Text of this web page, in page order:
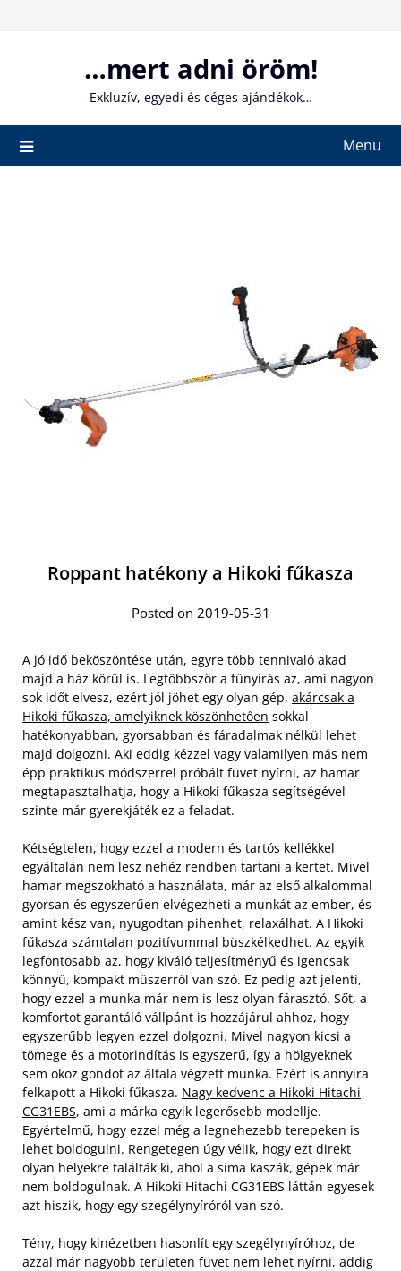
…mert adni öröm!
Exkluzív, egyedi és céges ajándékok…
Menu
Roppant hatékony a Hikoki fűkasza
Posted on 2019-05-31
A jó idő beköszöntése után, egyre több tennivaló akad
majd a ház körül is. Legtöbbször a fűnyírás az, ami nagyon
sok időt elvesz, ezért jól jöhet egy olyan gép, akárcsak a
Hikoki fűkasza, amelyiknek köszönhetően sokkal
hatékonyabban, gyorsabban és fáradalmak nélkül lehet
majd dolgozni. Aki eddig kézzel vagy valamilyen más nem
épp praktikus módszerrel próbált füvet nyírni, az hamar
megtapasztalhatja, hogy a Hikoki fűkasza segítségével
szinte már gyerekjáték ez a feladat.
Kétségtelen, hogy ezzel a modern és tartós kellékkel
egyáltalán nem lesz nehéz rendben tartani a kertet. Mivel
hamar megszokható a használata, már az első alkalommal
gyorsan és egyszerűen elvégezheti a munkát az ember, és
amint kész van, nyugodtan pihenhet, relaxálhat. A Hikoki
fűkasza számtalan pozitívummal büszkélkedhet. Az egyik
legfontosabb az, hogy kiváló teljesítményű és igencsak
könnyű, kompakt műszerről van szó. Ez pedig azt jelenti,
hogy ezzel a munka már nem is lesz olyan fárasztó. Sőt, a
komfortot garantáló vállpánt is hozzájárul ahhoz, hogy
egyszerűbb legyen ezzel dolgozni. Mivel nagyon kicsi a
tömege és a motorindítás is egyszerű, így a hölgyeknek
sem okoz gondot az általa végzett munka. Ezért is annyira
felkapott a Hikoki fűkasza. Nagy kedvenc a Hikoki Hitachi
CG31EBS, ami a márka egyik legerősebb modellje.
Egyértelmű, hogy ezzel még a legnehezebb terepeken is
lehet boldogulni. Rengetegen úgy vélik, hogy ezt direkt
olyan helyekre találták ki, ahol a sima kaszák, gépek már
nem boldogulnak. A Hikoki Hitachi CG31EBS láttán egyesek
azt hiszik, hogy egy szegélynyíróról van szó.
Tény, hogy kinézetben hasonlít egy szegélynyíróhoz, de
azzal már nagyobb területen füvet nem lehet nyírni, addig